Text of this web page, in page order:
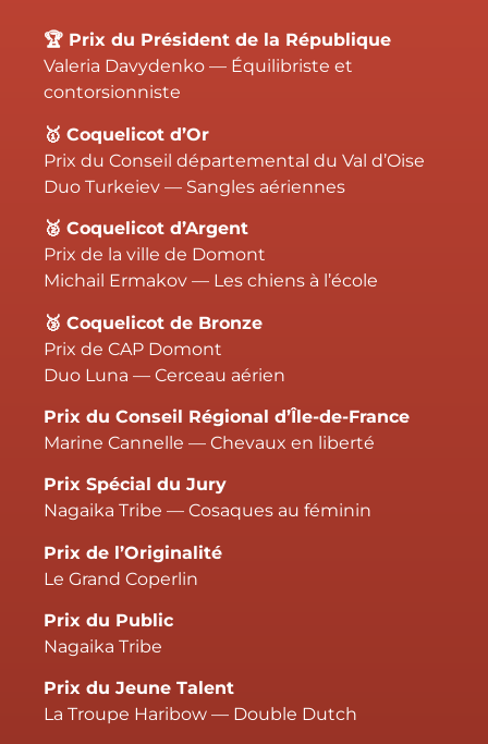
🏆 Prix du Président de la République
Valeria Davydenko — Équilibriste et
contorsionniste
🥇 Coquelicot d’Or
Prix du Conseil départemental du Val d’Oise
Duo Turkeiev — Sangles aériennes
🥈 Coquelicot d’Argent
Prix de la ville de Domont
Michail Ermakov — Les chiens à l’école
🥉 Coquelicot de Bronze
Prix de CAP Domont
Duo Luna — Cerceau aérien
Prix du Conseil Régional d’Île-de-France
Marine Cannelle — Chevaux en liberté
Prix Spécial du Jury
Nagaika Tribe — Cosaques au féminin
Prix de l’Originalité
Le Grand Coperlin
Prix du Public
Nagaika Tribe
Prix du Jeune Talent
La Troupe Haribow — Double Dutch